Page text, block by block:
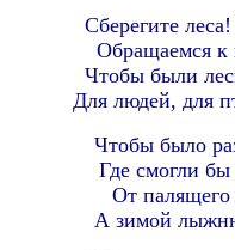
Сберегите
Обращаемся к
Чтобы были
Для людей, для
Чтобы было
Где смогли
От палящего
А зимой